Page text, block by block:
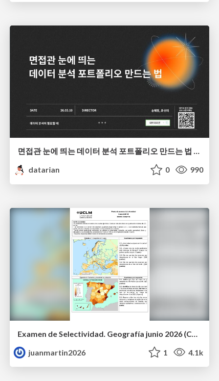
면접관 눈에 띄는 데이터 분석 포트폴리오 만드는 법 | 2026년 5월 세미나
datarian
0 990
juanmartin2026
1 4.1k